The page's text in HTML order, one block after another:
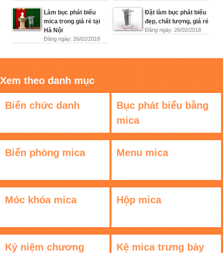
Làm bục phát biểu
mica trong giá rẻ tại
Hà Nội
Đăng ngày: 26/02/2018
Đặt làm bục phát biểu
đẹp, chất lượng, giá rẻ
Đăng ngày: 26/02/2018
Xem theo danh mục
Biển chức danh
Bục phát biểu bằng
mica
Biển phòng mica Menu mica
Móc khóa mica Hộp mica
Kỷ niệm chương
Kệ mica trưng bày